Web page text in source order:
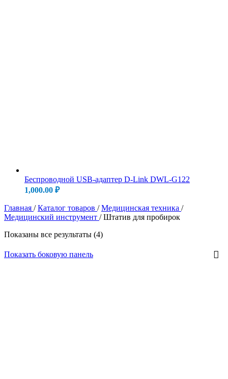
Беспроводной USB-адаптер D-Link DWL-G122
1,000.00 ₽
Главная / Каталог товаров / Медицинская техника /
Медицинский инструмент / Штатив для пробирок
Показаны все результаты (4)
Показать боковую панель